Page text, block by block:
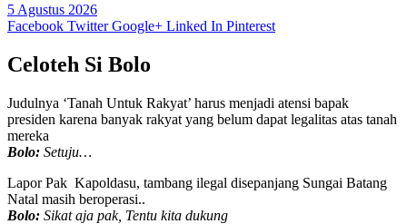
5 Agustus 2026
Facebook Twitter Google+ Linked In Pinterest
Celoteh Si Bolo
Judulnya ‘Tanah Untuk Rakyat’ harus menjadi atensi bapak
presiden karena banyak rakyat yang belum dapat legalitas atas tanah
mereka
Bolo: Setuju…
Lapor Pak Kapoldasu, tambang ilegal disepanjang Sungai Batang
Natal masih beroperasi..
Bolo: Sikat aja pak, Tentu kita dukung